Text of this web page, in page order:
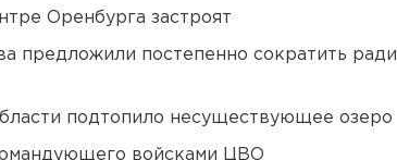
Оренбурга застроят
предложили постепенно сократить ради
подтопило несуществующее озеро
войсками ЦВО